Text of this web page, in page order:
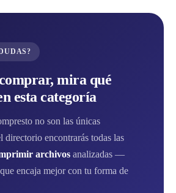
mira qué
esta categoría
no son las únicas
directorio encontrarás todas las
archivos analizadas —
encaja mejor con tu forma de